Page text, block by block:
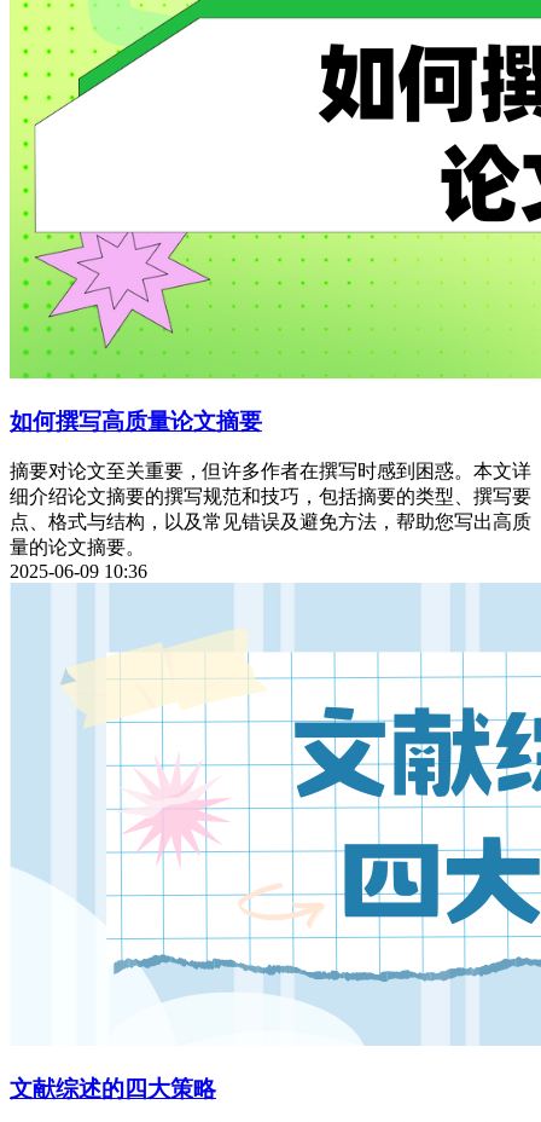
如何撰写高质量论文摘要
摘要对论文至关重要，但许多作者在撰写时感到困惑。本文详
细介绍论文摘要的撰写规范和技巧，包括摘要的类型、撰写要
点、格式与结构，以及常见错误及避免方法，帮助您写出高质
量的论文摘要。
2025-06-09 10:36
文献综述的四大策略